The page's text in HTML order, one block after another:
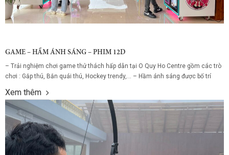
GAME – HẦM ÁNH SÁNG – PHIM 12D
– Trải nghiệm chơi game thử thách hấp dẫn tại O Quy Ho Centre gồm các trò
chơi : Gắp thú, Bắn quái thú, Hockey trendy,… – Hầm ánh sáng được bố trí
những cây nấm, động vật...
Xem thêm